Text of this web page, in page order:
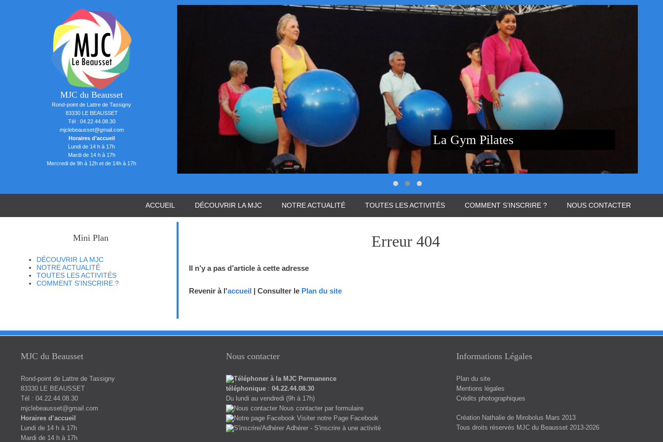
MJC du Beausset
Rond-point de Lattre de Tassigny
83330 LE BEAUSSET
Tél : 04.22.44.08.30
mjclebeausset@gmail.com
Horaires d’accueil
Lundi de 14 h à 17h
Mardi de 14 h à 17h
Mercredi de 9h à 12h et de 14h à 17h
ACCUEIL DÉCOUVRIR LA MJC NOTRE ACTUALITÉ TOUTES LES ACTIVITÉS COMMENT S’INSCRIRE ? NOUS CONTACTER
Mini Plan
DÉCOUVRIR LA MJC
NOTRE ACTUALITÉ
TOUTES LES ACTIVITÉS
COMMENT S’INSCRIRE ?
Erreur 404
Il n’y a pas d’article à cette adresse
Revenir à l'accueil | Consulter le Plan du site
MJC du Beausset
Rond-point de Lattre de Tassigny
83330 LE BEAUSSET
Tél : 04.22.44.08.30
mjclebeausset@gmail.com
Horaires d’accueil
Lundi de 14 h à 17h
Mardi de 14 h à 17h
Nous contacter
Permanence
téléphonique: 04.22.44.08.30
Du lundi au vendredi (9h à 17h)
Nous contacter par formulaire
Visiter notre Page Facebook
Adhérer - S'inscrire à une activité
Informations Légales
Plan du site
Mentions légales
Crédits photographiques
Création Nathalie de Mirobolus Mars 2013
Tous droits réservés MJC du Beausset 2013-2026